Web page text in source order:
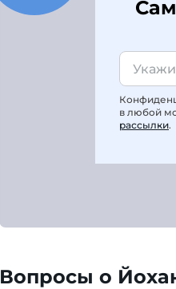
в любой
рассылки.
Вопросы о